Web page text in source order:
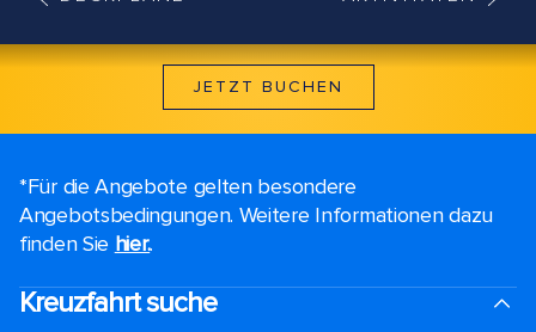
JETZT BUCHEN
*Für die Angebote gelten besondere
Angebotsbedingungen. Weitere Informationen dazu
finden Sie hier..
Kreuzfahrt suche